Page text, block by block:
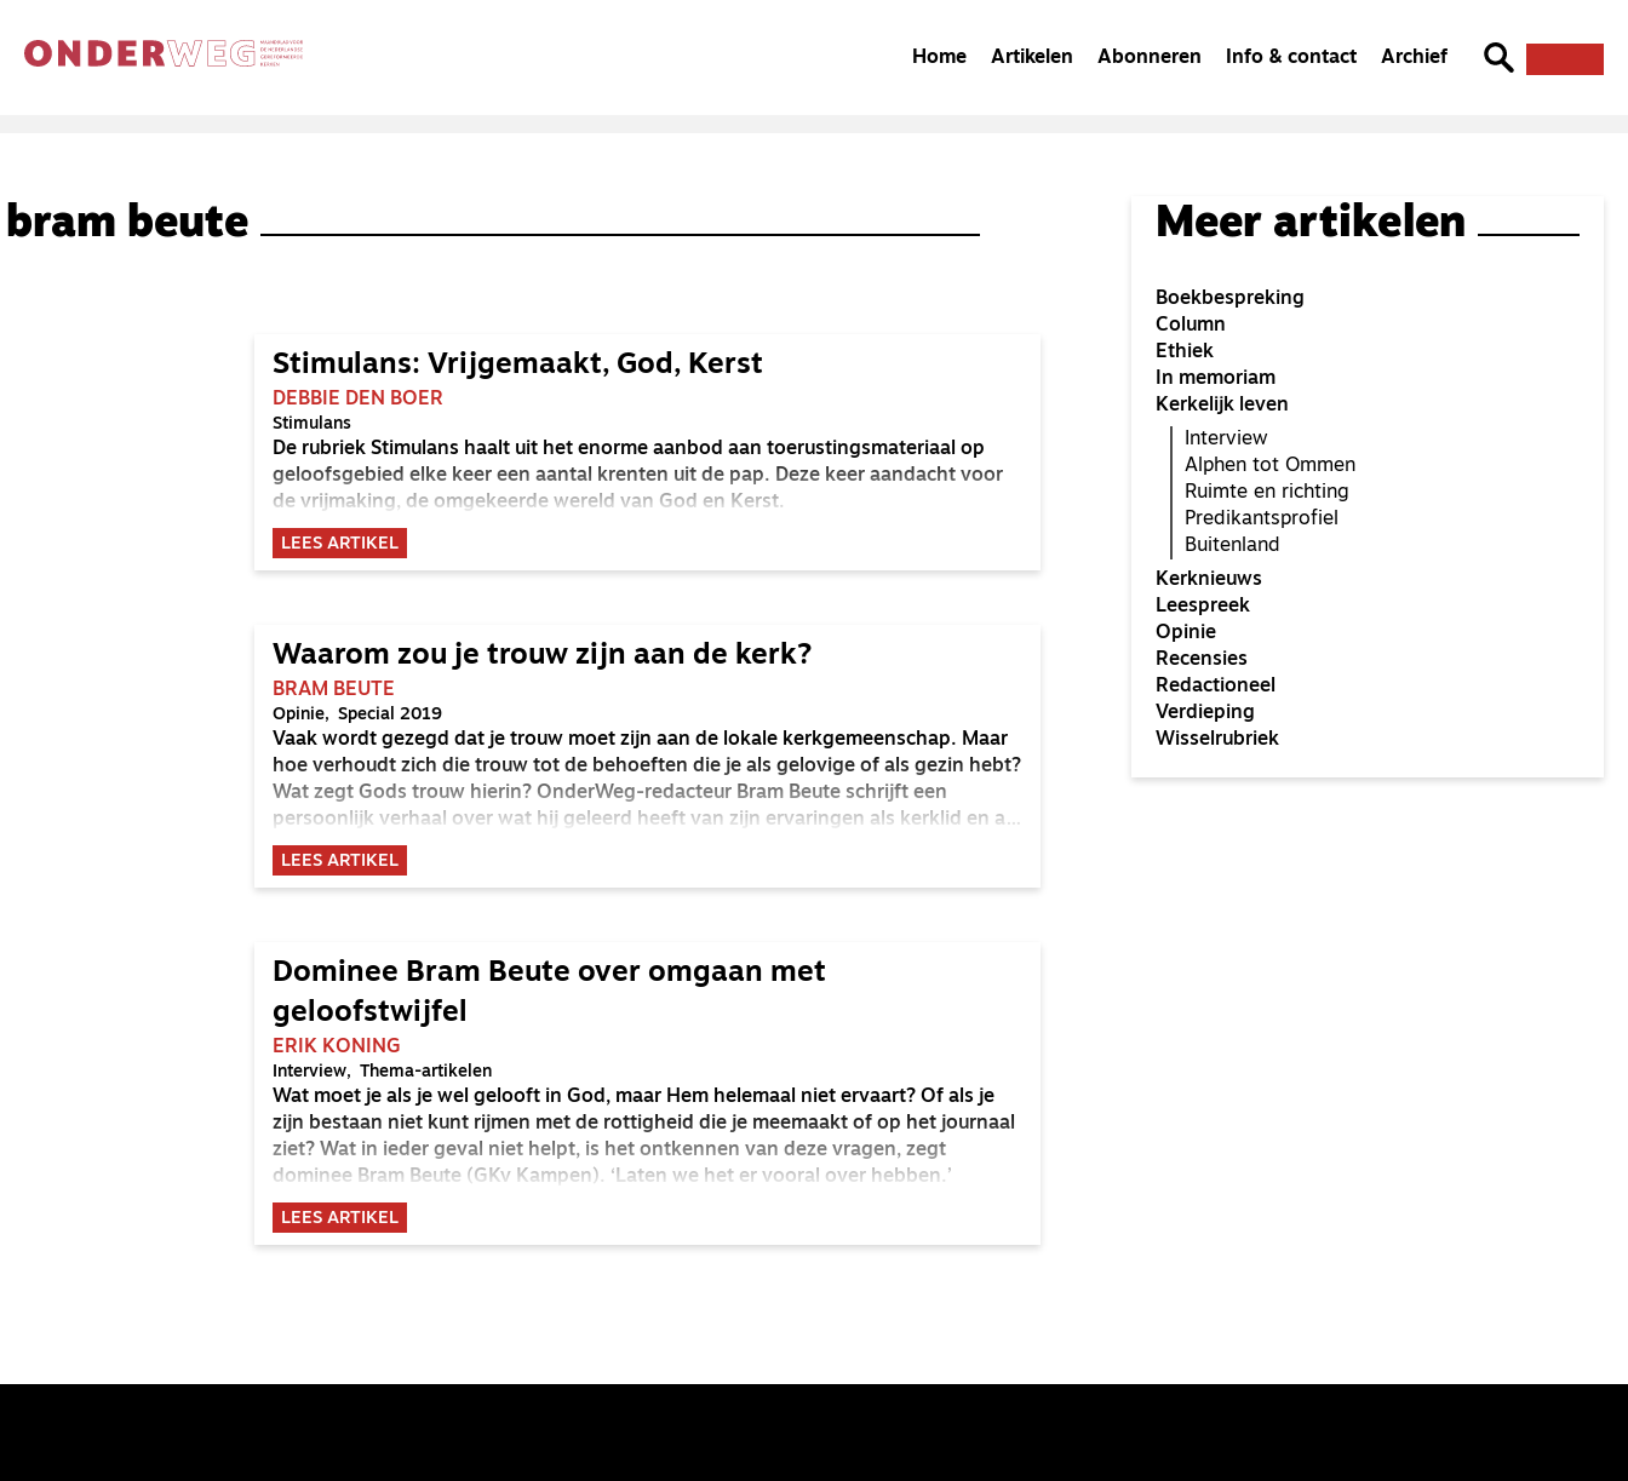
Home Artikelen Abonneren Info & contact Archief
bram beute
Stimulans: Vrijgemaakt, God, Kerst
DEBBIE DEN BOER
Stimulans
De rubriek Stimulans haalt uit het enorme aanbod aan toerustingsmateriaal op
geloofsgebied elke keer een aantal krenten uit de pap. Deze keer aandacht voor
de vrijmaking, de omgekeerde wereld van God en Kerst.
LEES ARTIKEL
Waarom zou je trouw zijn aan de kerk?
BRAM BEUTE
Opinie Special 2019
Vaak wordt gezegd dat je trouw moet zijn aan de lokale kerkgemeenschap. Maar
hoe verhoudt zich die trouw tot de behoeften die je als gelovige of als gezin hebt?
Wat zegt Gods trouw hierin? OnderWeg-redacteur Bram Beute schrijft een
persoonlijk verhaal over wat hij geleerd heeft van zijn ervaringen als kerklid en als
predikant.
LEES ARTIKEL
Dominee Bram Beute over omgaan met
geloofstwijfel
ERIK KONING
Interview Thema-artikelen
Wat moet je als je wel gelooft in God, maar Hem helemaal niet ervaart? Of als je
zijn bestaan niet kunt rijmen met de rottigheid die je meemaakt of op het journaal
ziet? Wat in ieder geval niet helpt, is het ontkennen van deze vragen, zegt
dominee Bram Beute (GKv Kampen). ‘Laten we het er vooral over hebben.’
LEES ARTIKEL
Meer artikelen
Boekbespreking
Column
Ethiek
In memoriam
Kerkelijk leven
Interview
Alphen tot Ommen
Ruimte en richting
Predikantsprofiel
Buitenland
Kerknieuws
Leespreek
Opinie
Recensies
Redactioneel
Verdieping
Wisselrubriek